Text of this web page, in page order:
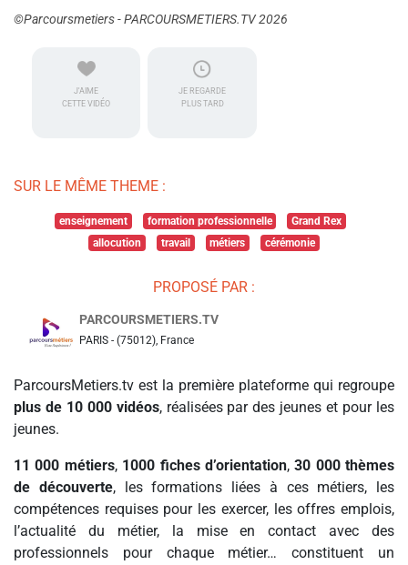
©Parcoursmetiers - PARCOURSMETIERS.TV 2026
J'AIME
CETTE VIDÉO
JE REGARDE
PLUS TARD
SUR LE MÊME THEME :
enseignement formation professionnelle
Grand Rex
allocution
travail métiers cérémonie
PROPOSÉ PAR :
PARCOURSMETIERS.TV
PARIS - (75012), France
ParcoursMetiers.tv est la première plateforme qui regroupe
plus de 10 000 vidéos, réalisées par des jeunes et pour les
jeunes.
11 000 métiers, 1000 fiches d’orientation,30 000 thèmes
de découverte, les formations liées à ces métiers, les
compétences requises pour les exercer, les offres emplois,
l’actualité du métier, la mise en contact avec des
professionnels pour chaque métier… constituent un